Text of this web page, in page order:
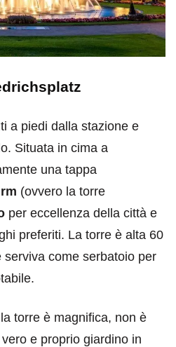
a piedi dalla stazione e
Situata in cima a
una tappa
(ovvero la torre
per eccellenza della città e
preferiti. La torre è alta 60
come serbatoio per
la torre è magnifica, non è
e proprio giardino in